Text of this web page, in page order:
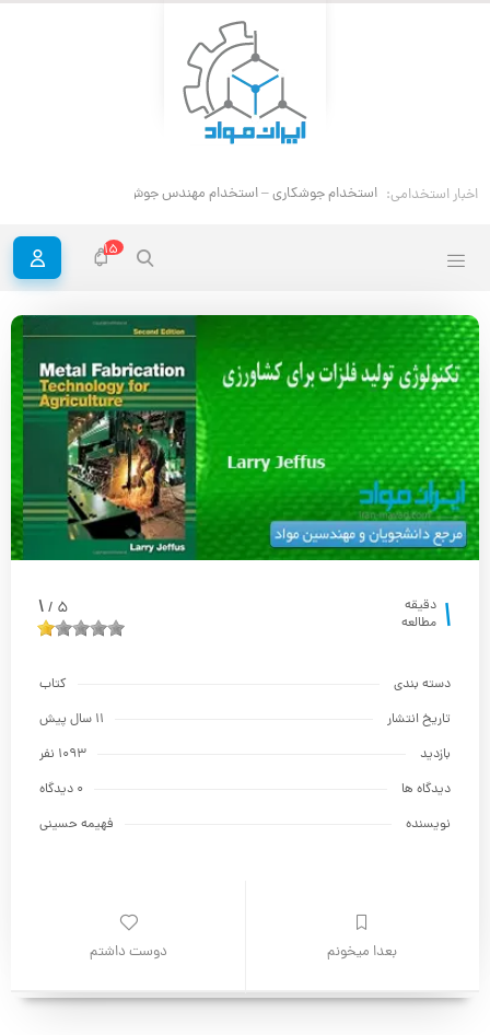
اخبار استخدامی: استخدام مهن
15
1 دقیقه
مطالعه
5
/
1
دسته بندی
کتاب
تاریخ انتشار
11 سال پیش
بازدید
1093 نفر
دیدگاه ها
0 دیدگاه
نویسنده
فهیمه حسینی
بعدا میخونم دوست داشتم